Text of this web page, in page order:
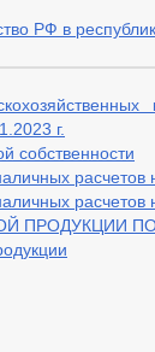
РФ в
г.
собственности
расчетов
расчетов
ПРОДУКЦИИ